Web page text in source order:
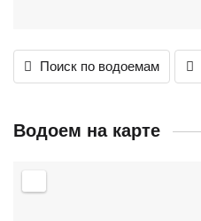
Поиск по водоемам
Водоем на карте